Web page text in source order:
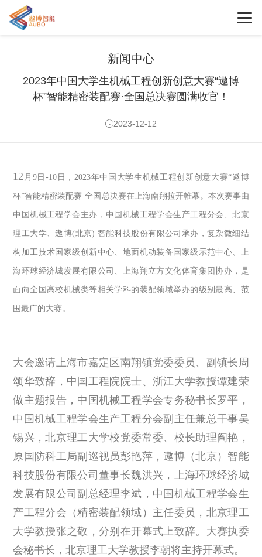
新闻中心
2023年中国大学生机械工程创新创意大赛“遨博
杯”智能精密装配赛·全国总决赛圆满收官！
2023-12-12
12 月 9日-10 日，2023年中国大学生机械工程创新创意大赛“遨博
杯”智能精密装配赛·全国总决赛在上海南翔拉开帷幕。本次赛事由
中国机械工程学会主办，中国机械工程学会生产工程分会、北京
理工大学、遨博(北京) 智能科技股份有限公司承办，复杂微细结
构加工技术国家级创新中心、地面机动装备国家级示范中心、上
海环球经济城发展有限公司、上海翔立方文化体育集团协办，是
面向全国高校机械类等相关学科的装配领域举办的级别最高、范
围最广的大赛。
大会邀请上海市嘉定区南翔镇党委委员、副镇长周
颂华致辞，中国工程院院士、浙江大学教授谭建荣
做主题报告，中国机械工程学会专务秘书长罗平，
中国机械工程学会生产工程分会副主任兼总干事吴
锡兴，北京理工大学校党委常委、校长助理阎艳，
原国防科工局副巡视员彭艳萍，遨博（北京）智能
科技股份有限公司董事长魏洪兴，上海环球经济城
发展有限公司副总经理李斌，中国机械工程学会生
产工程分会（精密装配领域）主任委员，北京理工
大学教授张之敬，分别在开幕式上致辞。大赛执委
会秘书长，北京理工大学教授李朝将主持开幕式。